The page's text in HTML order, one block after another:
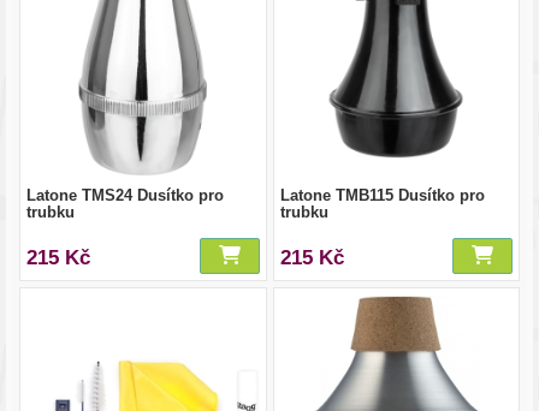
Latone TMS24 Dusítko pro
trubku
215 Kč
Latone TMB115 Dusítko pro
trubku
215 Kč